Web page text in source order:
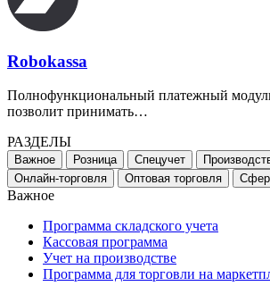
Robokassa
Полнофункциональный платежный
позволит принимать…
РАЗДЕЛЫ
Важное Розница Спецучет
Онлайн-торговля
Оптовая торговля
Важное
Программа складского учета
Кассовая программа
Учет на производстве
Программа для торговли на